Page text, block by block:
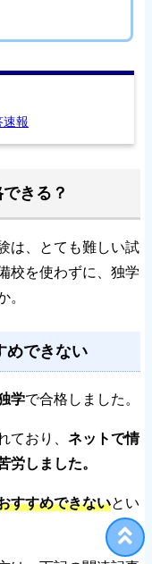
速報
きる？
は、とても難しい試
校を使わずに、独学
めできない
学で合格しました。
おり、 ネットで情
しました。
すすめできないとい